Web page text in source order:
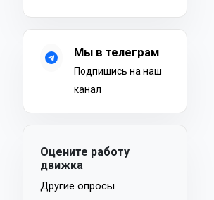
Мы в телеграм
Подпишись на наш
канал
Оцените работу
движка
Другие опросы